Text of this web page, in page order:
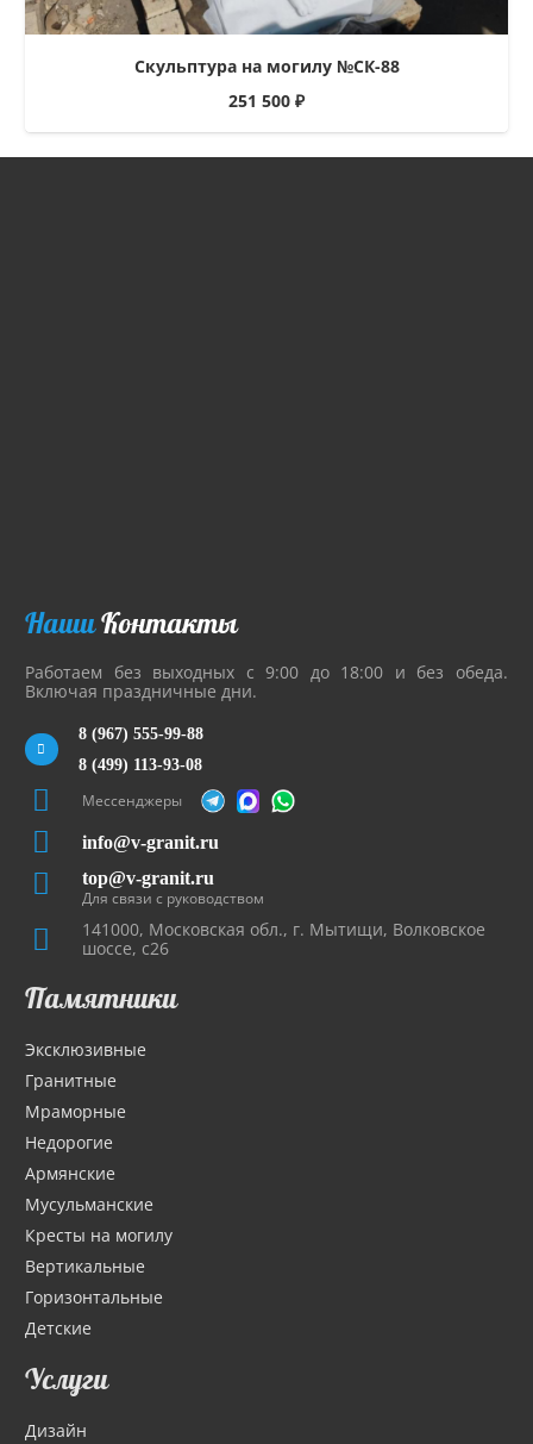
Скульптура на могилу №СК-88
251 500 ₽
НашиКонтакты
Работаем без выходных с 9:00 до 18:00 и без обеда.
Включая праздничные дни.
8 (967) 555-99-88
8 (499) 113-93-08
Мессенджеры
info@v-granit.ru
top@v-granit.ru
Для связи с руководством
141000, Московская обл., г. Мытищи, Волковское
шоссе, с26
Памятники
Эксклюзивные
Гранитные
Мраморные
Недорогие
Армянские
Мусульманские
Кресты на могилу
Вертикальные
Горизонтальные
Детские
Услуги
Дизайн